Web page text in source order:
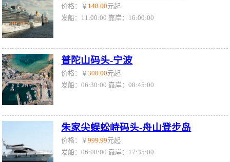
价格：￥ 148.00元起
发船：11:00:00 靠岸：16:00:00
普陀山码头-宁波
价格：￥300.00元起
发船：06:30:00 靠岸：08:45:00
朱家尖蜈蚣峙码头-舟山登步岛
价格：￥999.99元起
发船：06:00:00 靠岸：17:35:00